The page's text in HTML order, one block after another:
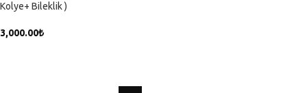
Kolye+ Bileklik )
3,000.00₺